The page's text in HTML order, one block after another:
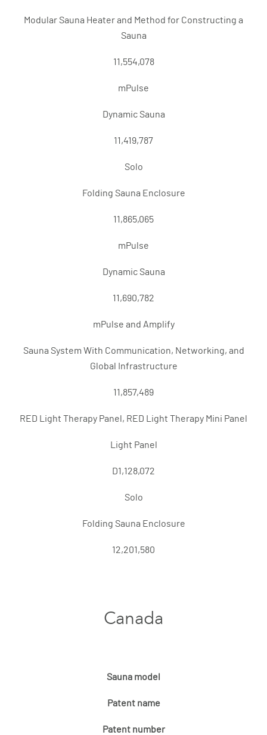
Modular Sauna Heater and Method for Constructing a
Sauna
11,554,078
mPulse
Dynamic Sauna
11,419,787
Solo
Folding Sauna Enclosure
11,865,065
mPulse
Dynamic Sauna
11,690,782
mPulse and Amplify
Sauna System With Communication, Networking, and
Global Infrastructure
11,857,489
RED Light Therapy Panel, RED Light Therapy Mini Panel
Light Panel
D1,128,072
Solo
Folding Sauna Enclosure
12,201,580
Canada
Sauna model
Patent name
Patent number